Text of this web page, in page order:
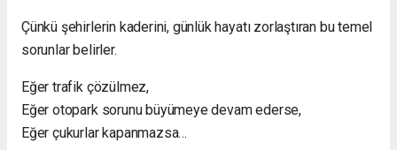
Çünkü şehirlerin kaderini, günlük hayatı zorlaştıran bu temel
sorunlar belirler.
Eğer trafik çözülmez,
Eğer otopark sorunu büyümeye devam ederse,
Eğer çukurlar kapanmazsa…